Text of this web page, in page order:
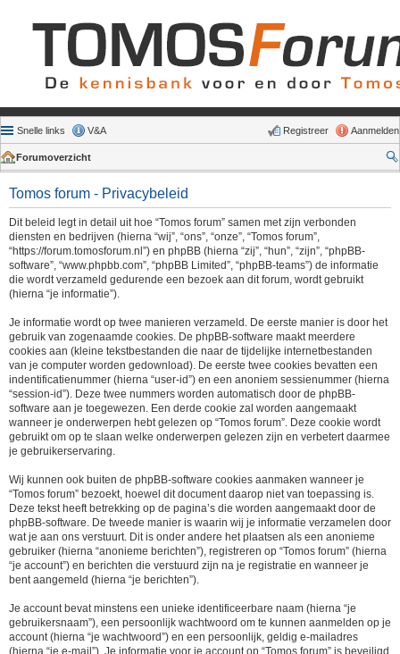
Snelle links V&A Aanmelden
Registreer
Forumoverzicht
Tomos forum - Privacybeleid
Dit beleid legt in detail uit hoe “Tomos forum” samen met zijn verbonden
diensten en bedrijven (hierna “wij”, “ons”, “onze”, “Tomos forum”,
“https://forum.tomosforum.nl”) en phpBB (hierna “zij”, “hun”, “zijn”, “phpBB-
software”, “www.phpbb.com”, “phpBB Limited”, “phpBB-teams”) de informatie
die wordt verzameld gedurende een bezoek aan dit forum, wordt gebruikt
(hierna “je informatie”).
Je informatie wordt op twee manieren verzameld. De eerste manier is door het
gebruik van zogenaamde cookies. De phpBB-software maakt meerdere
cookies aan (kleine tekstbestanden die naar de tijdelijke internetbestanden
van je computer worden gedownload). De eerste twee cookies bevatten een
indentificatienummer (hierna “user-id”) en een anoniem sessienummer (hierna
“session-id”). Deze twee nummers worden automatisch door de phpBB-
software aan je toegewezen. Een derde cookie zal worden aangemaakt
wanneer je onderwerpen hebt gelezen op “Tomos forum”. Deze cookie wordt
gebruikt om op te slaan welke onderwerpen gelezen zijn en verbetert daarmee
je gebruikerservaring.
Wij kunnen ook buiten de phpBB-software cookies aanmaken wanneer je
“Tomos forum” bezoekt, hoewel dit document daarop niet van toepassing is.
Deze tekst heeft betrekking op de pagina’s die worden aangemaakt door de
phpBB-software. De tweede manier is waarin wij je informatie verzamelen door
wat je aan ons verstuurt. Dit is onder andere het plaatsen als een anonieme
gebruiker (hierna “anonieme berichten”), registreren op “Tomos forum” (hierna
“je account”) en berichten die verstuurd zijn na je registratie en wanneer je
bent aangemeld (hierna “je berichten”).
Je account bevat minstens een unieke identificeerbare naam (hierna “je
gebruikersnaam”), een persoonlijk wachtwoord om te kunnen aanmelden op je
account (hierna “je wachtwoord”) en een persoonlijk, geldig e-mailadres
(hierna “je e-mail”). Je informatie voor je account op “Tomos forum” is beveiligd